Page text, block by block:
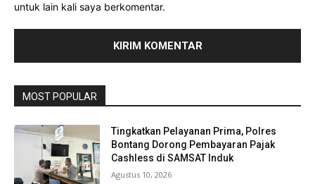
untuk lain kali saya berkomentar.
MOST POPULAR
Tingkatkan Pelayanan Prima, Polres
Bontang Dorong Pembayaran Pajak
Cashless di SAMSAT Induk
Agustus 10, 2026